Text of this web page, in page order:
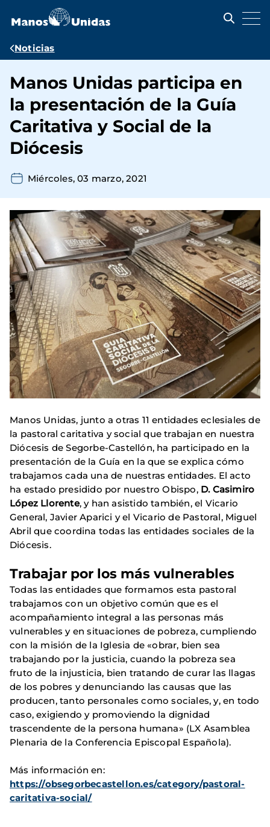
contenido
Ruta
navegación
Noticias
Manos Unidas participa en
la presentación de la Guía
Caritativa y Social de la
Diócesis
Miércoles, 03 marzo, 2021
Manos Unidas, junto a otras 11 entidades eclesiales de
la pastoral caritativa y social que trabajan en nuestra
Diócesis de Segorbe-Castellón, ha participado en la
presentación de la Guía en la que se explica cómo
trabajamos cada una de nuestras entidades. El acto
ha estado presidido por nuestro Obispo, D. Casimiro
López Llorente, y han asistido también, el Vicario
General, Javier Aparici y el Vicario de Pastoral, Miguel
Abril que coordina todas las entidades sociales de la
Diócesis.
Trabajar por los más vulnerables
Todas las entidades que formamos esta pastoral
trabajamos con un objetivo común que es el
acompañamiento integral a las personas más
vulnerables y en situaciones de pobreza, cumpliendo
con la misión de la Iglesia de «obrar, bien sea
trabajando por la justicia, cuando la pobreza sea
fruto de la injusticia, bien tratando de curar las llagas
de los pobres y denunciando las causas que las
producen, tanto personales como sociales, y, en todo
caso, exigiendo y promoviendo la dignidad
trascendente de la persona humana» (LX Asamblea
Plenaria de la Conferencia Episcopal Española).
Más información en:
https://obsegorbecastellon.es/category/pastoral-
caritativa-social/